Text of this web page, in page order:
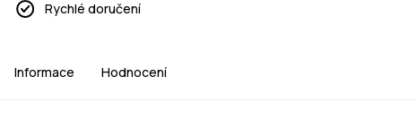
Rychlé doručení
Informace Hodnocení